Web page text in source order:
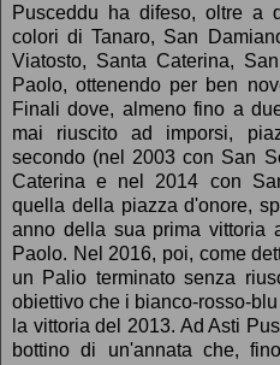
Pusceddu ha difeso, oltre a
colori di Tanaro, San
Viatosto, Santa Caterina,
Paolo, ottenendo per ben
Finali dove, almeno fino a
mai riuscito ad imporsi,
secondo (nel 2003 con San
Caterina e nel 2014 con
quella della piazza d'onore,
anno della sua prima vittoria
Paolo. Nel 2016, poi, come
un Palio terminato senza
obiettivo che i bianco-rosso-
la vittoria del 2013. Ad Asti
bottino di un'annata che,